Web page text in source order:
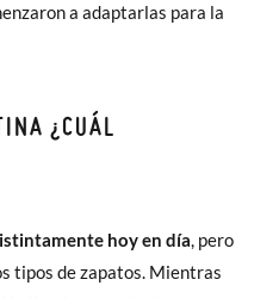
a adaptarlas para la
¿CUÁL
hoy en día, pero
tipos de zapatos. Mientras